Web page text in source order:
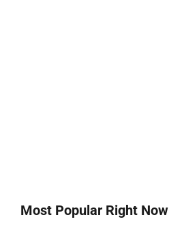
Most Popular Right Now